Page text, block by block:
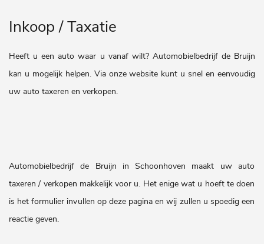
Inkoop / Taxatie
Heeft u een auto waar u vanaf wilt? Automobielbedrijf de Bruijn
kan u mogelijk helpen. Via onze website kunt u snel en eenvoudig
uw auto taxeren en verkopen.
Automobielbedrijf de Bruijn in Schoonhoven maakt uw auto
taxeren / verkopen makkelijk voor u. Het enige wat u hoeft te doen
is het formulier invullen op deze pagina en wij zullen u spoedig een
reactie geven.